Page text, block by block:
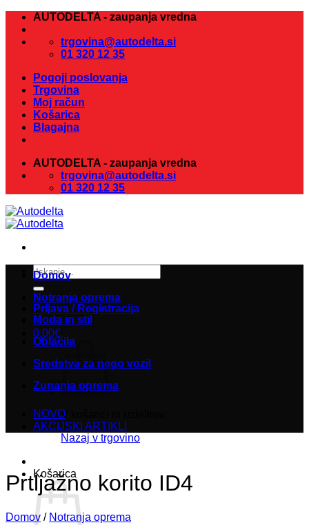
Skoči
vsebino
AUTODELTA - zaupanja vredna
trgovina@autodelta.si
01 320 12 35
Pogoji poslovanja
Trgovina
Moj račun
Košarica
Blagajna
AUTODELTA - zaupanja vredna
trgovina@autodelta.si
01 320 12 35
Išči:
Prijava / Registracija
0,00€
V košarici ni izdelkov.
Nazaj v trgovino
Košarica
Domov
Notranja oprema
Moda in stil
Oblačila
Sredstva za nego vozil
Zunanja oprema
NOVO
AKCIJSKI ARTIKLI
Prtljažno korito ID4
Domov / Notranja oprema